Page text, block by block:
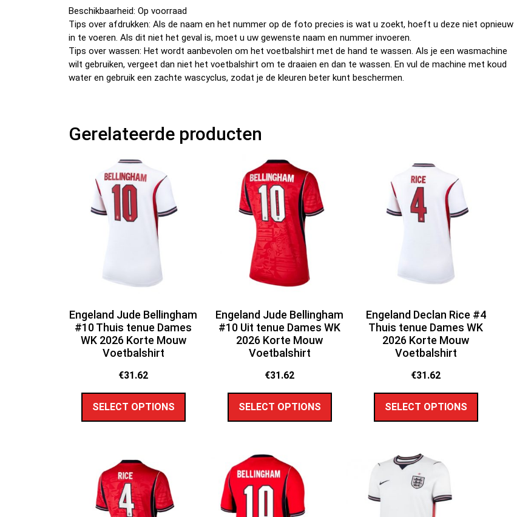
k
Beschikbaarheid: Op voorraad
Tips over afdrukken: Als de naam en het nummer op de foto precies is wat u zoekt, hoeft u deze niet opnieuw
in te voeren. Als dit niet het geval is, moet u uw gewenste naam en nummer invoeren.
Tips over wassen: Het wordt aanbevolen om het voetbalshirt met de hand te wassen. Als je een wasmachine
wilt gebruiken, vergeet dan niet het voetbalshirt om te draaien en dan te wassen. En vul de machine met koud
water en gebruik een zachte wascyclus, zodat je de kleuren beter kunt beschermen.
Gerelateerde producten
Engeland Jude Bellingham
#10 Thuis tenue Dames
WK 2026 Korte Mouw
Voetbalshirt
€31.62
SELECT OPTIONS
Engeland Jude Bellingham
#10 Uit tenue Dames WK
2026 Korte Mouw
Voetbalshirt
€31.62
SELECT OPTIONS
Engeland Declan Rice #4
Thuis tenue Dames WK
2026 Korte Mouw
Voetbalshirt
€31.62
SELECT OPTIONS